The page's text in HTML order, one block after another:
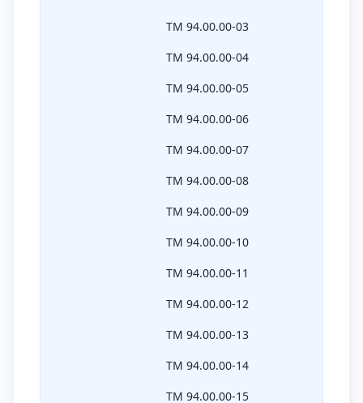
ТМ 94.00.00-03
ТМ 94.00.00-04
ТМ 94.00.00-05
ТМ 94.00.00-06
ТМ 94.00.00-07
ТМ 94.00.00-08
ТМ 94.00.00-09
ТМ 94.00.00-10
ТМ 94.00.00-11
ТМ 94.00.00-12
ТМ 94.00.00-13
ТМ 94.00.00-14
ТМ 94.00.00-15